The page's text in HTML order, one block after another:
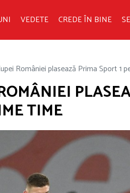
VEDETE CREDE ÎN BINE
României plasează Prima Sport 1
TIME